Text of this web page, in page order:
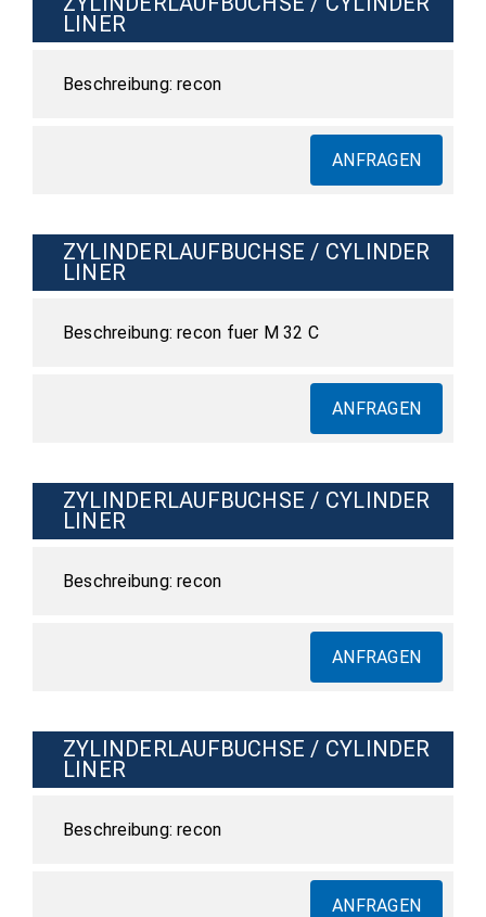
LINER
recon
ANFRAGEN
ZYLINDERLAUFBUCHSE / CYLINDER
LINER
recon fuer M 32 C
ANFRAGEN
ZYLINDERLAUFBUCHSE / CYLINDER
LINER
recon
ANFRAGEN
ZYLINDERLAUFBUCHSE / CYLINDER
LINER
recon
ANFRAGEN